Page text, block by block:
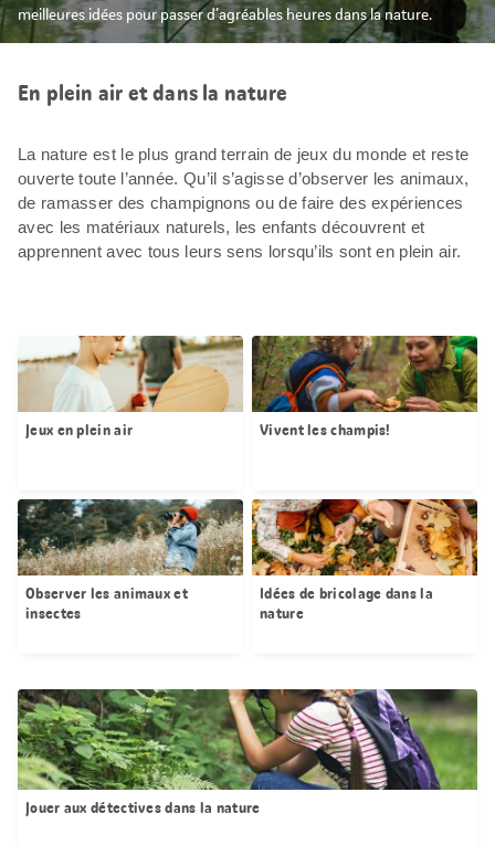
meilleures idées pour passer d’agréables heures dans la nature.
En plein air et dans la nature
La nature est le plus grand terrain de jeux du monde et reste
ouverte toute l’année. Qu’il s’agisse d’observer les animaux,
de ramasser des champignons ou de faire des expériences
avec les matériaux naturels, les enfants découvrent et
apprennent avec tous leurs sens lorsqu’ils sont en plein air.
Jeux en plein air Vivent les champis!
Observer les animaux et
insectes
Idées de bricolage dans la
nature
Jouer aux détectives dans la nature